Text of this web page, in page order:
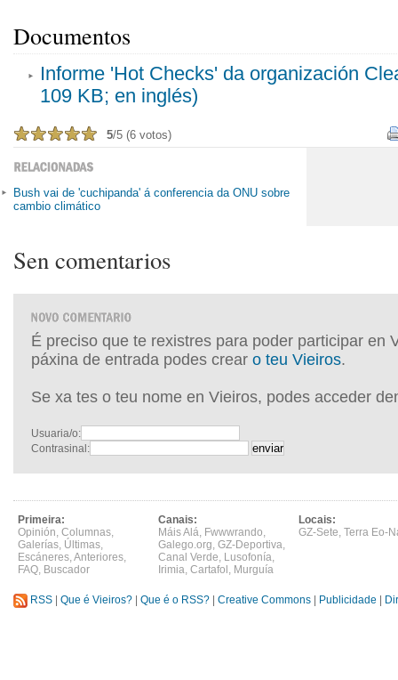
Documentos
Informe 'Hot Checks' da organización
109 KB; en inglés)
5/5 (6 votos)
Bush vai de 'cuchipanda' á conferencia da ONU sobre
cambio climático
Sen comentarios
É preciso que te rexistres para poder participar en
páxina de entrada podes crear o teu Vieiros.
Se xa tes o teu nome en Vieiros, podes acceder
Usuaria/o:
Contrasinal:
Primeira:
Opinión, Columnas,
Galerías, Últimas,
Escáneres,Anteriores,
FAQ, Buscador
Canais:
Máis Alá, Fwwwrando,
Galego.org, GZ-Deportiva,
Canal Verde, Lusofonía,
Irimia, Cartafol , Murguía
Locais:
GZ-Sete, Terra Eo-
RSS Que é Vieiros? Que é o RSS? Creative Commons Publicidade